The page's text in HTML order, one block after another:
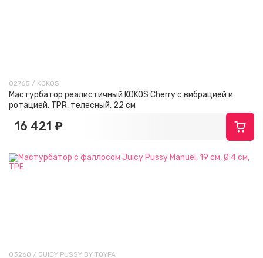
02765 / KOKOS
Мастурбатор реалистичный KOKOS Cherry с вибрацией и
ротацией, TPR, телесный, 22 см
16 421 ₽
03260 / JUICY PUSSY BY TOYFA